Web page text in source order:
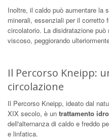
Inoltre, il caldo può aumentare la
minerali, essenziali per il corretto
circolatorio. La disidratazione
viscoso, peggiorando
Il Percorso Kneipp:
circolazione
Il Percorso Kneipp, ideato dal
XIX secolo, è un trattamento
dell'alternanza di caldo e freddo
e linfatica.